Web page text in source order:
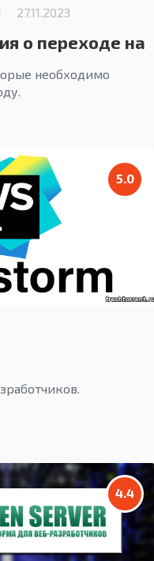
27.11.2023
о переходе на
книжки
необходимо
5.0
4.4